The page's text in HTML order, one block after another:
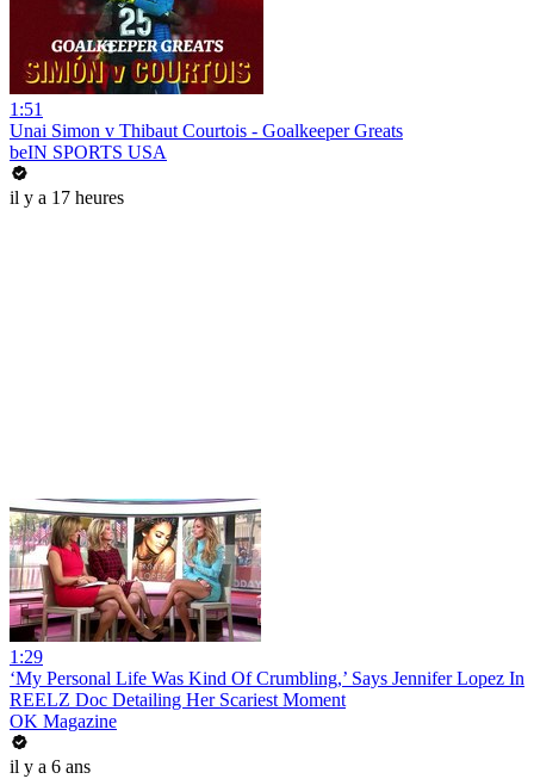
1:51
Unai Simon v Thibaut Courtois - Goalkeeper Greats
beIN SPORTS USA
il y a 17 heures
1:29
‘My Personal Life Was Kind Of Crumbling,’ Says Jennifer Lopez In
REELZ Doc Detailing Her Scariest Moment
OK Magazine
il y a 6 ans